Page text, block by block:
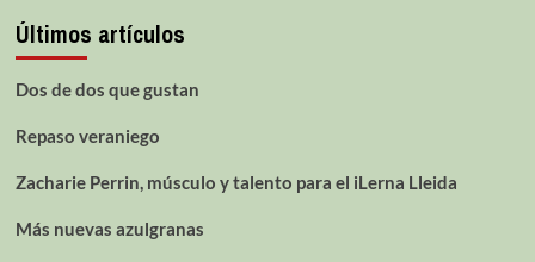
Últimos artículos
Dos de dos que gustan
Repaso veraniego
Zacharie Perrin, músculo y talento para el iLerna Lleida
Más nuevas azulgranas